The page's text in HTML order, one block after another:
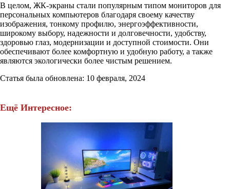
В целом, ЖК-экраны стали популярным типом мониторов для
персональных компьютеров благодаря своему качеству
изображения, тонкому профилю, энергоэффективности,
широкому выбору, надежности и долговечности, удобству,
здоровью глаз, модернизации и доступной стоимости. Они
обеспечивают более комфортную и удобную работу, а также
являются экологически более чистым решением.
Статья была обновлена: 10 февраля, 2024
Ещё Интересное: